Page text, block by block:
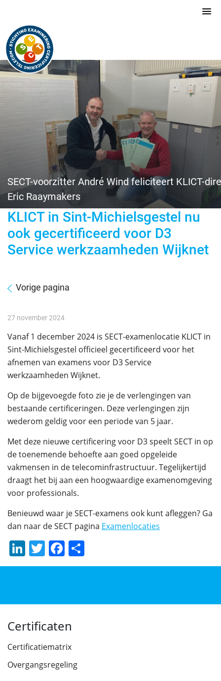
SECT-voorzitter André Wind feliciteert KLICT-
Eric Raaymakers
KLICT in Sint-Michielsgestel nu
ook gecertificeerd voor D3
Service werkzaamheden Wijknet
Vorige pagina
27 november 2024
Vanaf 1 december 2024 is SECT-examenlocatie KLICT in
Sint-Michielsgestel officieel gecertificeerd voor het
afnemen van examens voor D3 Service
werkzaamheden Wijknet.
Op de bijgevoegde foto zie je de verlengingen van
bestaande certificeringen. Deze verlengingen zijn
wederom geldig voor een periode van 5 jaar.
Met deze nieuwe certificering voor D3 speelt SECT in op
de toenemende behoefte aan goed opgeleide
vakmensen in de telecominfrastructuur. Tegelijkertijd
draagt het bij aan een hoogwaardige examenomgeving
voor professionals.
Benieuwd waar je SECT-examens ook kunt afleggen? Ga
dan naar de SECT pagina Examenlocaties
LinkedIn
TwitterFacebook
Certificaten
Certificatiematrix
Overgangsregeling